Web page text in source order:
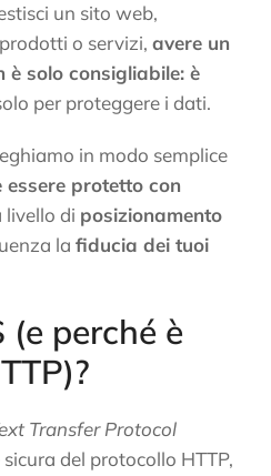
un sito web,
o servizi, avere un
è solo consigliabile: è
per proteggere i dati.
in modo semplice
essere protetto con
livello di posizionamento
la fiducia dei tuoi
(e perché è
Transfer Protocol
del protocollo HTTP,